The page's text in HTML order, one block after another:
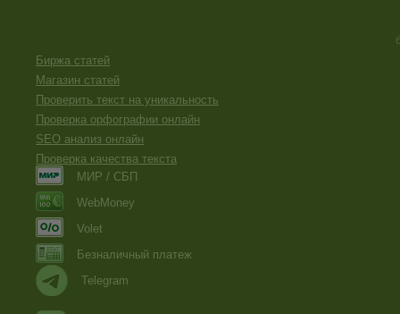
Биржа статей
Магазин статей
Проверить текст на уникальность
Проверка орфографии онлайн
SEO анализ онлайн
Проверка качества текста
МИР / СБП
WebMoney
Volet
Безналичный платеж
Telegram